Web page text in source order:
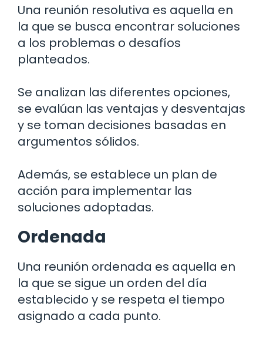
Una reunión resolutiva es aquella en
la que se busca encontrar soluciones
a los problemas o desafíos
planteados.
Se analizan las diferentes opciones,
se evalúan las ventajas y desventajas
y se toman decisiones basadas en
argumentos sólidos.
Además, se establece un plan de
acción para implementar las
soluciones adoptadas.
Ordenada
Una reunión ordenada es aquella en
la que se sigue un orden del día
establecido y se respeta el tiempo
asignado a cada punto.